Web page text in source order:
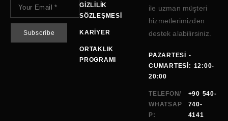
GIZLILIK
SÖZLEŞMESI
KARIYER
ORTAKLIK
PROGRAMI
ile uzman müşteri
hizmetlerimizden
destek alabilirsiniz.
PAZARTESI -
CUMARTESI: 12:00-
20:00
TELEFON/
WHATSAP
P:
+90 540-
740-
4141